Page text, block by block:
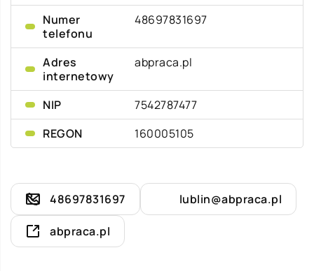
Numer
telefonu
48697831697
Adres
internetowy
abpraca.pl
NIP
7542787477
REGON
160005105
48697831697 lublin@abpraca.pl
abpraca.pl